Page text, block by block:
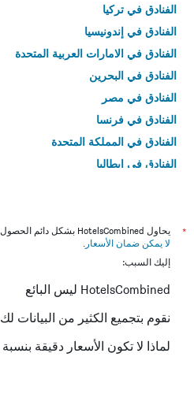
الفنادق في تركيا
الفنادق في إندونيسيا
الفنادق في الامارات العربية المتحدة
الفنادق في البحرين
الفنادق في مصر
الفنادق في فرنسا
الفنادق في المملكة المتحدة
الفنادق في إيطاليا
*
يحاول HotelsCombined بشكل دائم الحصول على الأسعار الدقيقة، ولكن
لا يمكن ضمان الأسعار .
إليك السبب:
HotelsCombined ليس البائع
نقوم بتجميع الكثير من البيانات لك
لماذا لا تكون الأسعار دقيقة بنسبة 100٪؟